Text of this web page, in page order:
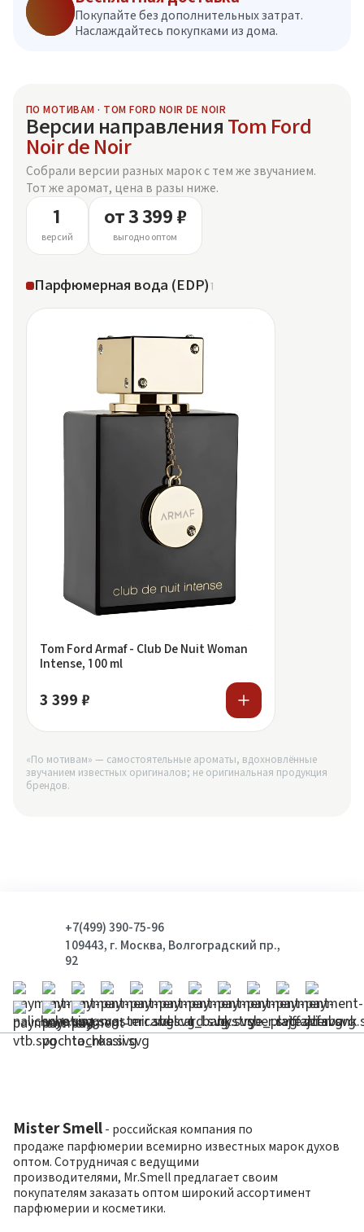
Покупайте без дополнительных затрат.
Наслаждайтесь покупками из дома.
ПО МОТИВАМ · TOM FORD NOIR DE NOIR
Версии направления Tom Ford
Noir de Noir
Собрали версии разных марок с тем же звучанием.
Тот же аромат, цена в разы ниже.
1
версий
от 3 399 ₽
выгодно оптом
Парфюмерная вода (EDP)1
Tom Ford Armaf - Club De Nuit Woman
Intense, 100 ml
3 399 ₽
«По мотивам» — самостоятельные ароматы, вдохновлённые
звучанием известных оригиналов; не оригинальная продукция
брендов.
+7(499) 390-75-96
109443, г. Москва, Волгоградский пр.,
92
Mister Smell - российская компания по
продаже парфюмерии всемирно известных марок духов
оптом. Сотрудничая с ведущими
производителями, Mr.Smell предлагает своим
покупателям заказать оптом широкий ассортимент
парфюмерии и косметики.